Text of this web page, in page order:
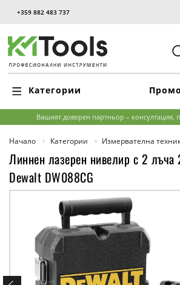
+359 882 483 737
Категории
Вашият доверен партньор – консултация,
Начало Категории Измервателна
Линнен лазерен нивелир с 2
Dewalt DW088CG